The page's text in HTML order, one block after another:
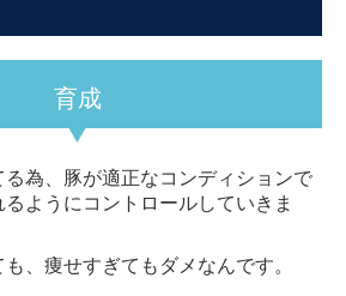
育成
為、豚が適正なコンディションで
ようにコントロールしていきま
、痩せすぎてもダメなんです。